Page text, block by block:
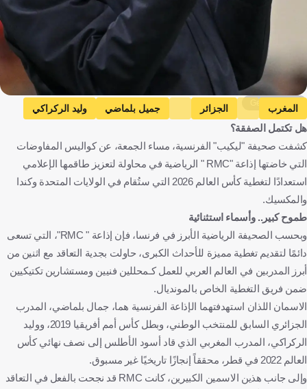
Getty Images
المغرب الجزائر جميل بلماضي
وليد الركراكي
كأس العالم
المغربهل تكتمل الصفقة؟
كشفت صحيفة "ليكيب" الفرنسية، مساء الجمعة، عن كواليس المفاوضات
التي خاضتها إذاعة "RMC " الرياضية في محاولة لتعزيز طاقمها الإعلامي
استعدادًا لتغطية كأس العالم 2026 التي ستُقام في الولايات المتحدة وكندا
والمكسيك.
طموح كبير.. وأسماء استثنائية
وبحسب الصحيفة الرياضية الأبرز في فرنسا، فإن إذاعة " RMC"، التي تسعى
دائمًا لتقديم تغطية مميزة للأحداث الكبرى، حاولت بجدية التعاقد مع اثنين من
أبرز المدربين في العالم العربي للعمل كـمحللين فنيين ومستشارين تكتيكيين
ضمن فريق التغطية الخاص بالمونديال.
الاسمان اللذان استهدفتهما الإذاعة الفرنسية هما، جمال بلماضي، المدرب
الجزائري السابق للمنتخب الوطني، وبطل كأس أمم أفريقيا 2019، ووليد
الركراكي، المدرب المغربي الذي قاد أسود الأطلس إلى نصف نهائي كأس
العالم 2022 في قطر، محققاً إنجازًا تاريخيًا غير مسبوق.
وإلى جانب هذين الاسمين الكبيرين، كانت RMC قد نجحت بالفعل في التعاقد